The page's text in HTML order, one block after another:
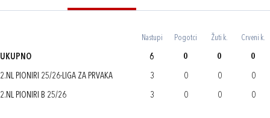
Nastupi Pogotci Žuti k. Crveni k.
UKUPNO 6 0 0 0
2.NL PIONIRI 25/26-LIGA ZA PRVAKA 3 0 0 0
2.NL PIONIRI B 25/26 3 0 0 0